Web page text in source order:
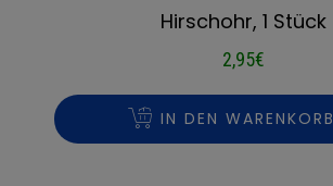
Hirschohr, 1 Stück
2,95€
IN DEN WARENKORB